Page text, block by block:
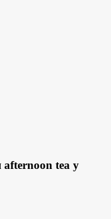
afternoon tea у